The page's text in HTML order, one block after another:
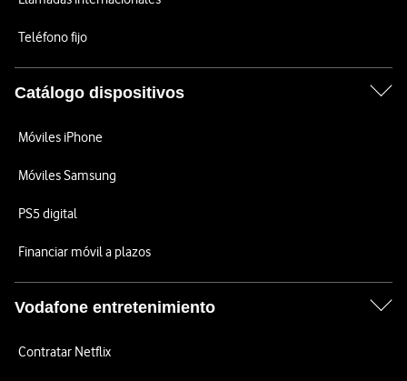
Teléfono fijo
Catálogo dispositivos
Móviles iPhone
Móviles Samsung
PS5 digital
Financiar móvil a plazos
Vodafone entretenimiento
Contratar Netflix